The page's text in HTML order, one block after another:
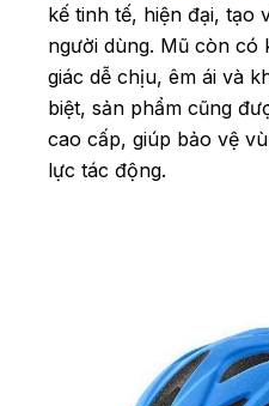
kế tinh tế, hiện đại, tạo
người dùng. Mũ còn
giác dễ chịu, êm ái và
biệt, sản phẩm cũng
cao cấp, giúp bảo vệ
lực tác động.